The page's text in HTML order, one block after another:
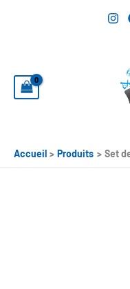
Accueil Produits Set